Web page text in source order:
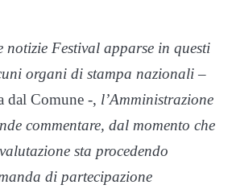
Festival apparse in questi
organi di stampa nazionali–
dal Comune -, l’Amministrazione
commentare, dal momento che
sta procedendo
di partecipazione